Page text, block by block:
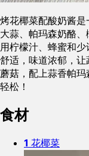
烤花椰菜配酸奶酱
大蒜、帕玛森奶酪
用柠檬汁、蜂蜜和
舒适，味道浓郁，
蘑菇，配上蒜香帕
轻松！
食材
1 花椰菜